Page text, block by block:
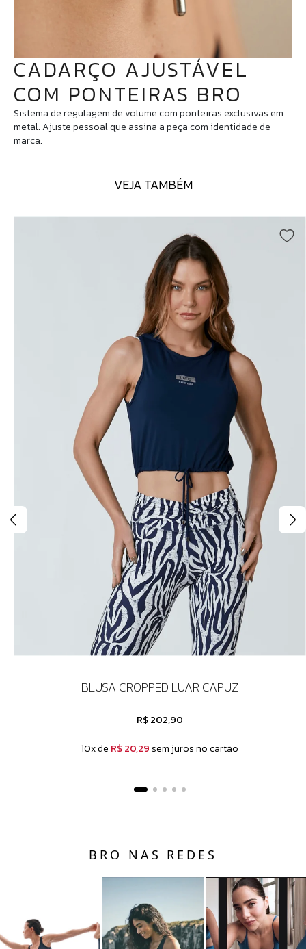
CADARÇO AJUSTÁVEL
COM PONTEIRAS BRO
Sistema de regulagem de volume com ponteiras exclusivas em
metal. Ajuste pessoal que assina a peça com identidade de
marca.
VEJA TAMBÉM
BLUSA CROPPED LUAR CAPUZ
R$ 202,90
10x de R$ 20,29 sem juros no cartão
BRO NAS REDES